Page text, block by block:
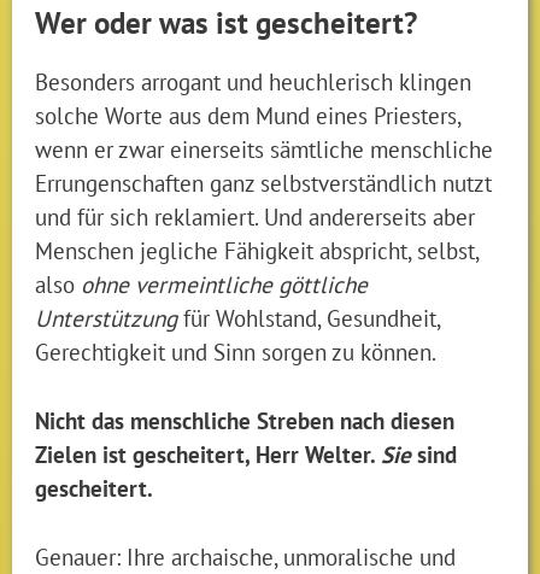
Wer oder was ist gescheitert?
Besonders arrogant und heuchlerisch klingen
solche Worte aus dem Mund eines Priesters,
wenn er zwar einerseits sämtliche menschliche
Errungenschaften ganz selbstverständlich nutzt
und für sich reklamiert. Und andererseits aber
Menschen jegliche Fähigkeit abspricht, selbst,
also ohne vermeintliche göttliche
Unterstützungfür Wohlstand, Gesundheit,
Gerechtigkeit und Sinn sorgen zu können.
Nicht das menschliche Streben nach diesen
Zielen ist gescheitert, Herr Welter. Siesind
gescheitert.
Genauer: Ihre archaische, unmoralische und